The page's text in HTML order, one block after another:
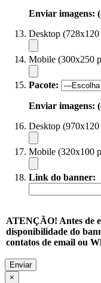
Enviar imagens:
Desktop
Mobile (300x250
Pacote:
Enviar imagens:
Desktop
Mobile (320x100
Link do banner:
ATENÇÃO! Antes de
disponibilidade do
contatos de email ou
×